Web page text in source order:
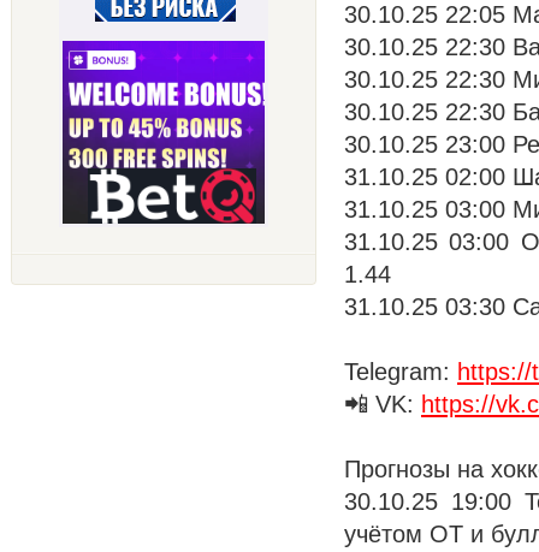
30.10.25 22:05
30.10.25 22:30
30.10.25 22:30
30.10.25 22:30
30.10.25 23:00
31.10.25 02:00
31.10.25 03:00
31.10.25 03:00
1.44
31.10.25 03:30
Telegram: https://
📲 VK: https://
Прогнозы на
30.10.25 19:00
учётом ОТ и